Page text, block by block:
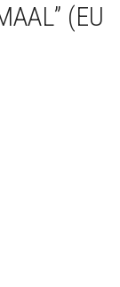
(EU